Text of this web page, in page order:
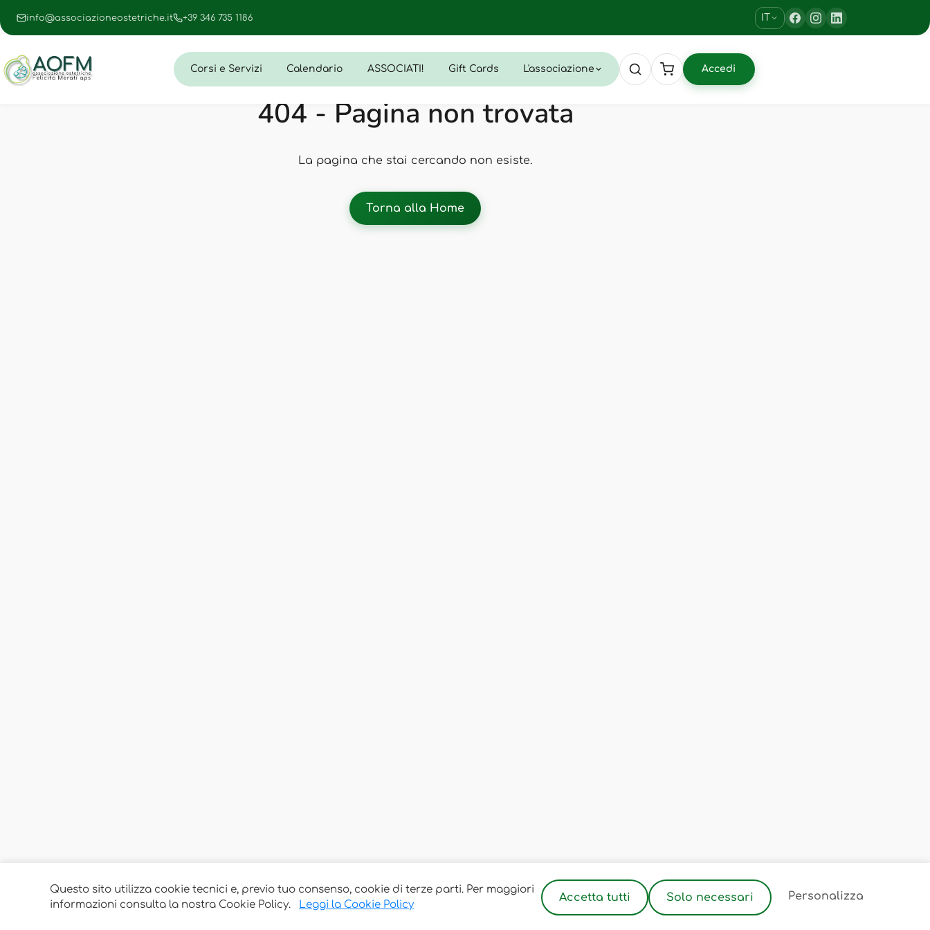
info@associazioneostetriche.it +39 346 735 1186 IT
Corsi e Servizi Calendario ASSOCIATI! Gift Cards L'associazione Accedi
404 - Pagina non trovata
La pagina che stai cercando non esiste.
Torna alla Home
Questo sito utilizza cookie tecnici e, previo tuo consenso, cookie di terze parti. Per maggiori
informazioni consulta la nostra Cookie Policy.
Leggi la Cookie Policy
Accetta tutti Solo necessari Personalizza